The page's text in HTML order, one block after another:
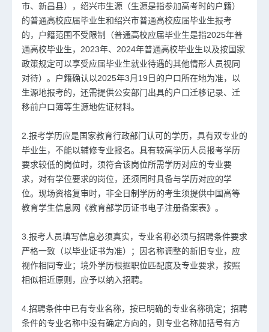
市、新昌县），绍兴市生源（生源是指参加高考时的户籍）
的普通高校应届毕业生和绍兴市普通高校应届毕业生报考
的，户籍范围不受限制（普通高校应届毕业生是指2025年普
通高校毕业生，2023年、2024年普通高校毕业生以及按国家
政策规定可以享受应届毕业生就业待遇的其他情形人员视同
对待）。户籍确认以2025年3月19日的户口所在地为准，以
生源地报考的，还需提供公安部门出具的户口迁移记录、迁
移前户口簿等生源地佐证材料。
2.报考学历应是国家教育行政部门认可的学历，具有双专业的
毕业生，不能以辅修专业报名。具有较高学历人员报考学历
要求较低的岗位时，须符合该岗位所需学历对应的专业要
求，对有学位要求的岗位，还须同时具备与学历对应的学
位。现场资格复审时，非全日制学历的考生须提供中国高等
教育学生信息网《教育部学历证书电子注册备案表》。
3.报考人员填写信息必须真实，专业名称必须与招聘条件要求
严格一致（以毕业证书为准）；因名称调整的新旧专业，应
视作相同专业；境外学历根据职位匹配度及专业要求，按照
相似相近原则，应予以纳入招聘。
4.招聘条件中已有专业名称，按已明确的专业名称确定；招聘
条件的专业名称中没有确定方向的，则专业名称加括号有方